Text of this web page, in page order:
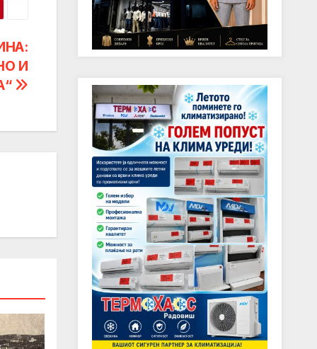
И